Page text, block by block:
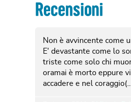
Recensioni
Non è avvincente come
E' devastante come lo
triste come solo chi
oramai è morto eppure
accadere e nel